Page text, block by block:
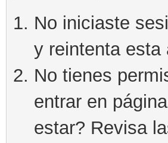
No iniciaste
y reintenta esta
No tienes
entrar en
estar? Revisa